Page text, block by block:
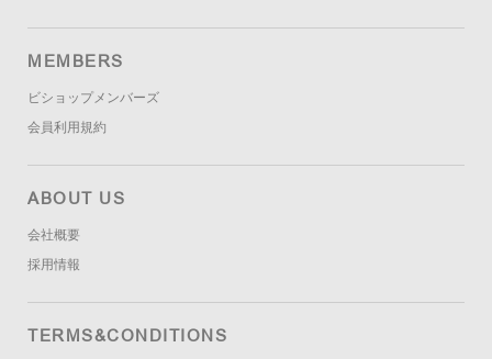
MEMBERS
ビショップメンバーズ
会員利用規約
ABOUT US
会社概要
採用情報
TERMS&CONDITIONS